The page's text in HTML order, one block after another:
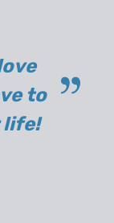
to
life!